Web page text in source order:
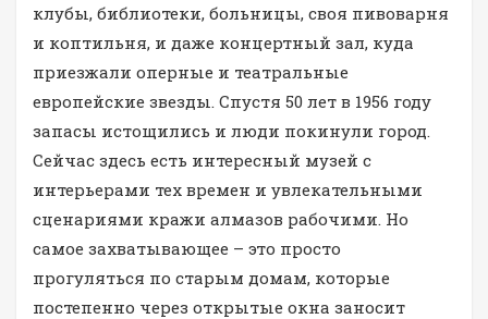
клубы, библиотеки, больницы, своя пивоварня
и коптильня, и даже концертный зал, куда
приезжали оперные и театральные
европейские звезды. Спустя 50 лет в 1956 году
запасы истощились и люди покинули город.
Сейчас здесь есть интересный музей с
интерьерами тех времен и увлекательными
сценариями кражи алмазов рабочими. Но
самое захватывающее – это просто
прогуляться по старым домам, которые
постепенно через открытые окна заносит